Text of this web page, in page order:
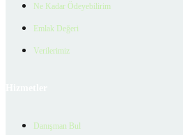
Ne Kadar Ödeyebilirim
Emlak Değeri
Verilerimiz
Danışman Bul